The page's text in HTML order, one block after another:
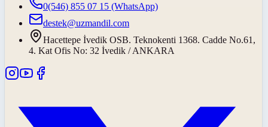
0(546) 855 07 15 (WhatsApp)
destek@uzmandil.com
Hacettepe İvedik OSB. Teknokenti 1368. Cadde No.61,
4. Kat Ofis No: 32 İvedik / ANKARA